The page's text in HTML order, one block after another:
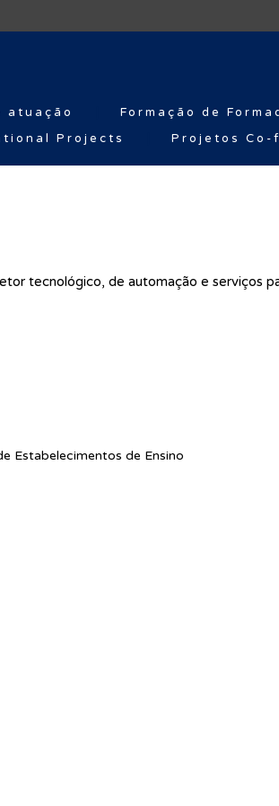
atuação Formação de
Projects
Projetos Co-
tecnológico, de automação e serviços
Estabelecimentos de Ensino